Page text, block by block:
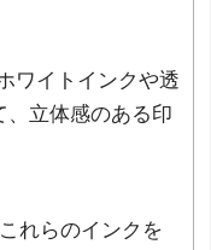
ワイトインクや透
、立体感のある印
れらのインクを